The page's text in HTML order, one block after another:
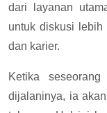
dari layanan
untuk diskusi lebih
dan karier.
Ketika
dijalaninya, ia